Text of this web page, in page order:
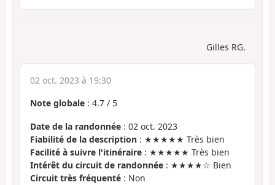
Gilles RG.
02 oct. 2023 à 19:30
Note globale : 4.7 / 5
Date de la randonnée : 02 oct. 2023
Fiabilité de la description : ★★★★★ Très bien
Facilité à suivre l'itinéraire : ★★★★★ Très bien
Intérêt du circuit de randonnée : ★★★★☆ Bien
Circuit très fréquenté : Non